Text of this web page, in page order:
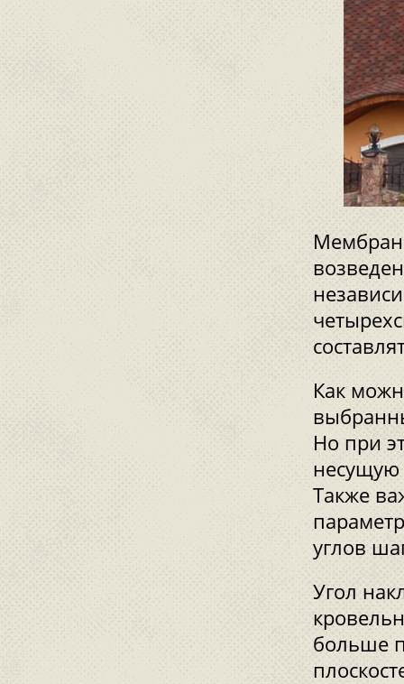
Как
Но при
несущую
Также
углов
Угол
больше